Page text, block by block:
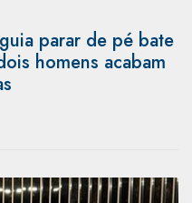
parar de pé bate
homens acabam